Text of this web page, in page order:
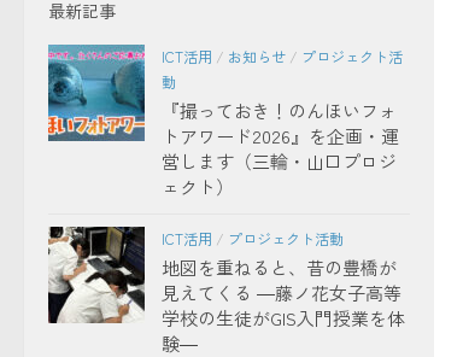
最新記事
ICT活用 / お知らせ / プロジェクト活
動
『撮っておき！のんほいフォ
トアワード2026』を企画・運
営します（三輪・山口プロジ
ェクト）
ICT活用 / プロジェクト活動
地図を重ねると、昔の豊橋が
見えてくる ―藤ノ花女子高等
学校の生徒がGIS入門授業を体
験―